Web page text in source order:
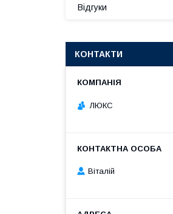
Відгуки
КОНТАКТИ
ЛЮКС
Віталій